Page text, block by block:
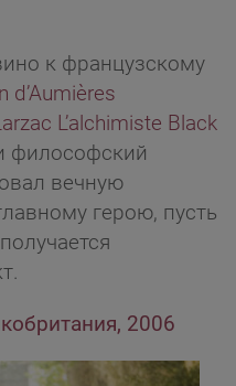
к французскому
d’Aumières
L’alchimiste Black
философский
вечную
герою, пусть
2006